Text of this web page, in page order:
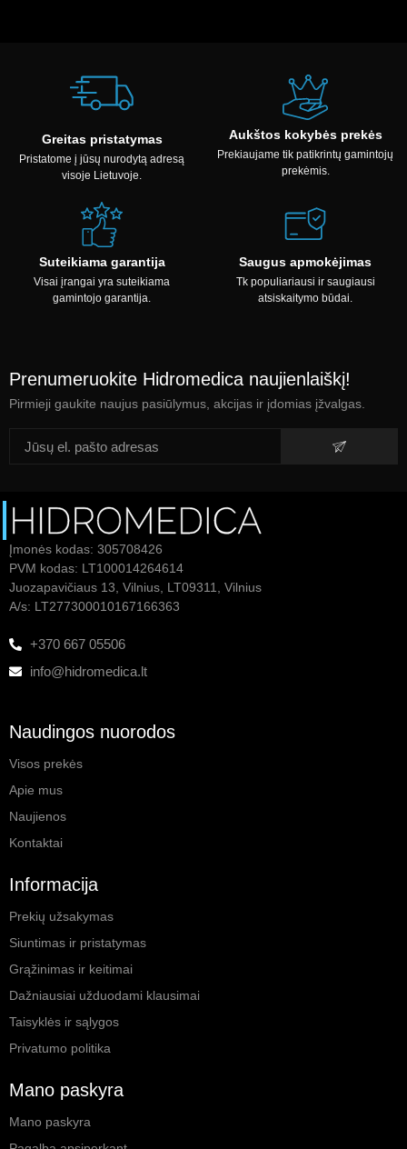
Greitas pristatymas
Pristatome į jūsų nurodytą adresą
visoje Lietuvoje.
Aukštos kokybės prekės
Prekiaujame tik patikrintų gamintojų
prekėmis.
Suteikiama garantija
Visai įrangai yra suteikiama
gamintojo garantija.
Saugus apmokėjimas
Tk populiariausi ir saugiausi
atsiskaitymo būdai.
Prenumeruokite Hidromedica naujienlaiškį!
Pirmieji gaukite naujus pasiūlymus, akcijas ir įdomias įžvalgas.
Įmonės kodas: 305708426
PVM kodas: LT100014264614
Juozapavičiaus 13, Vilnius, LT09311, Vilnius
A/s: LT277300010167166363
+370 667 05506
info@hidromedica.lt
Naudingos nuorodos
Visos prekės
Apie mus
Naujienos
Kontaktai
Informacija
Prekių užsakymas
Siuntimas ir pristatymas
Grąžinimas ir keitimai
Dažniausiai užduodami klausimai
Taisyklės ir sąlygos
Privatumo politika
Mano paskyra
Mano paskyra